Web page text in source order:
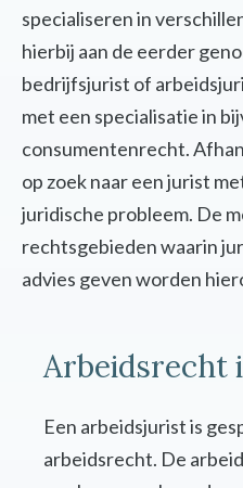
specialiseren in
hierbij aan de eerder
bedrijfsjurist of
met een specialisatie in
consumentenrecht.
op zoek naar een jurist
juridische probleem. De
rechtsgebieden waarin
advies geven worden
Arbeidsrecht
Een arbeidsjurist is
arbeidsrecht. De